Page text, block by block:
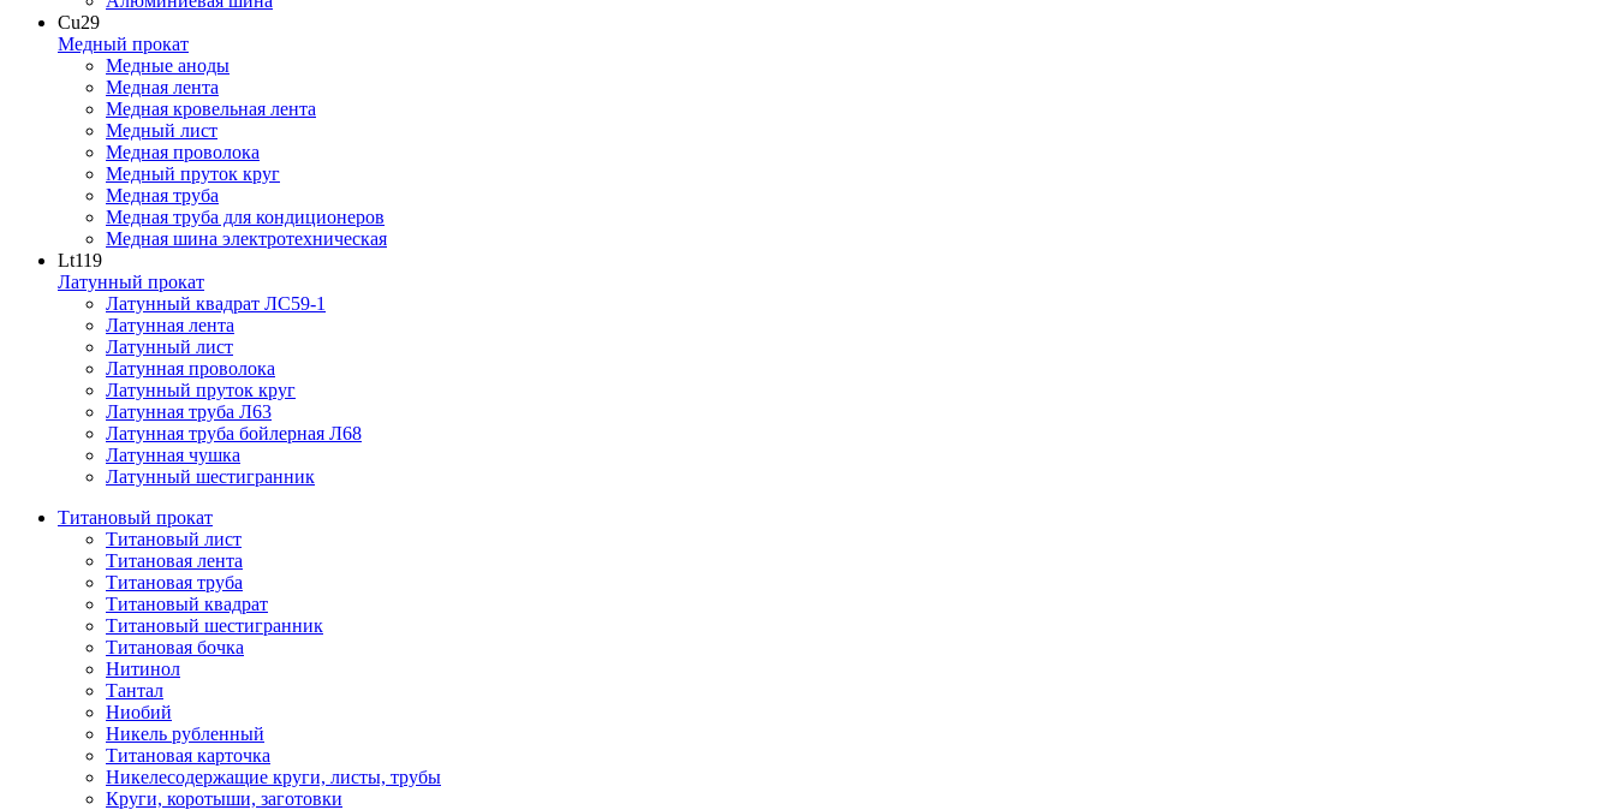
Cu29
Медный прокат
Медные аноды
Медная лента
Медная кровельная лента
Медный лист
Медная проволока
Медный пруток круг
Медная труба
Медная труба для кондиционеров
Медная шина электротехническая
Lt119
Латунный прокат
Латунный квадрат ЛС59-1
Латунная лента
Латунный лист
Латунная проволока
Латунный пруток круг
Латунная труба Л63
Латунная труба бойлерная Л68
Латунная чушка
Латунный шестигранник
Титановый прокат
Титановый лист
Титановая лента
Титановая труба
Титановый квадрат
Титановый шестигранник
Титановая бочка
Нитинол
Тантал
Ниобий
Никель рубленный
Титановая карточка
Никелесодержащие круги, листы, трубы
Круги, коротыши, заготовки